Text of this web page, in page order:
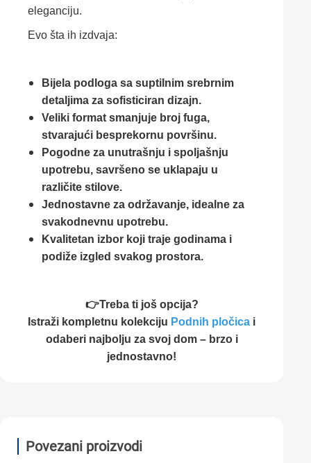
eleganciju.
Evo šta ih izdvaja:
Bijela podloga sa suptilnim srebrnim
detaljima za sofisticiran dizajn.
Veliki format smanjuje broj fuga,
stvarajući besprekornu površinu.
Pogodne za unutrašnju i spoljašnju
upotrebu, savršeno se uklapaju u
različite stilove.
Jednostavne za održavanje, idealne za
svakodnevnu upotrebu.
Kvalitetan izbor koji traje godinama i
podiže izgled svakog prostora.
👉Treba ti još opcija?
Istraži kompletnu kolekciju Podnih pločica i
odaberi najbolju za svoj dom – brzo i
jednostavno!
Povezani proizvodi